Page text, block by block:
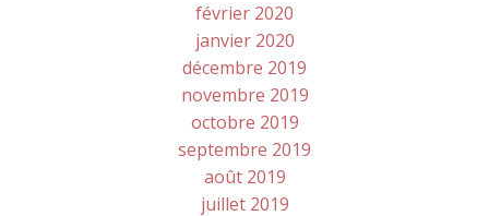
février 2020
janvier 2020
décembre 2019
novembre 2019
octobre 2019
septembre 2019
août 2019
juillet 2019